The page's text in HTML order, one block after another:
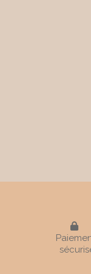
